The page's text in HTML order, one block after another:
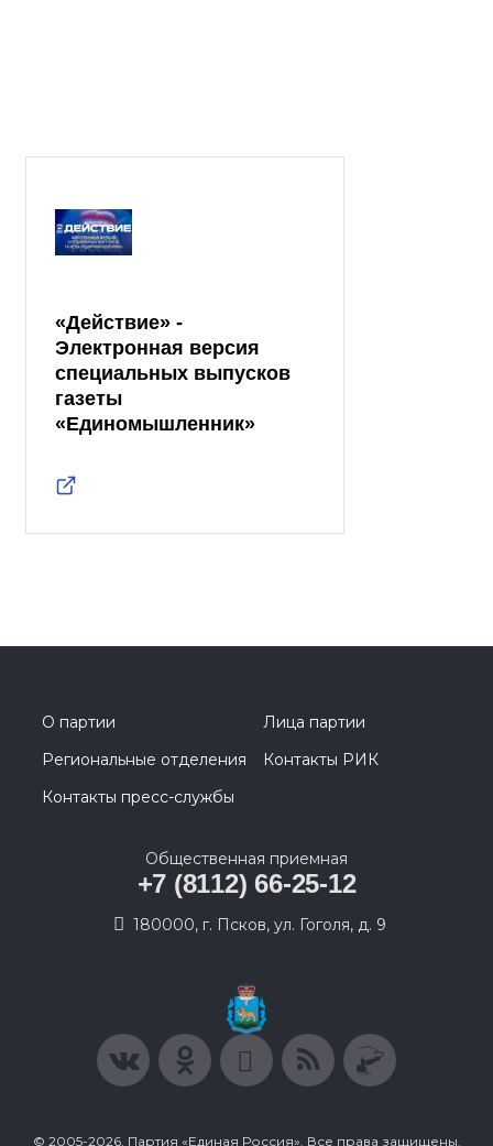
«Действие» -
Электронная версия
специальных выпусков
газеты
«Единомышленник»
О партии
Лица партии
Региональные отделения
Контакты РИК
Контакты пресс-службы
Общественная приемная
+7 (8112) 66-25-12
180000, г. Псков, ул. Гоголя, д. 9
© 2005-2026, Партия «Единая Россия». Все права защищены.